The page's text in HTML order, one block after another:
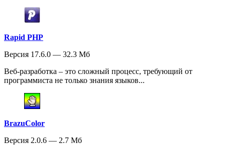
Rapid PHP
Версия 17.6.0 — 32.3 Мб
Веб-разработка – это сложный процесс, требующий от
программиста не только знания языков...
BrazuColor
Версия 2.0.6 — 2.7 Мб